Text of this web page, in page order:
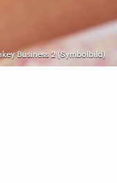
Business 2 (Symbolbild)